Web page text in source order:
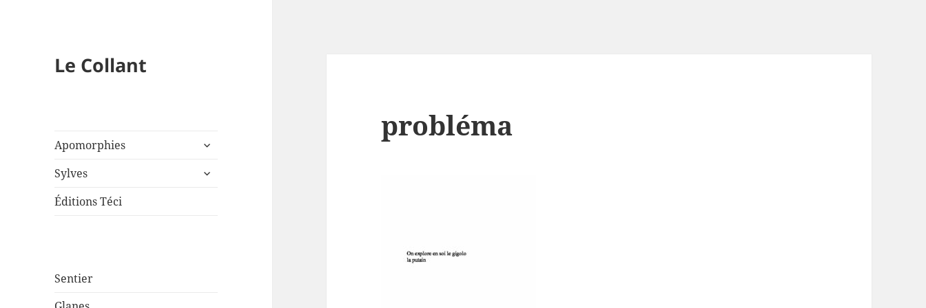
Le Collant
Apomorphies
ouvrir
sous-
Sylves
ouvrir
Éditions Téci
Sentier
probléma